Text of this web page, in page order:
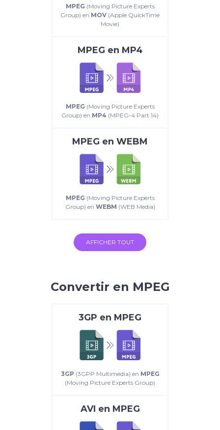
MPEG (Moving Picture Experts
Group) en MOV (Apple QuickTime
Movie)
MPEG en MP4
MPEG (Moving Picture Experts
Group) en MP4 (MPEG-4 Part 14)
MPEG en WEBM
MPEG (Moving Picture Experts
Group) en WEBM (WEB Media)
AFFICHER TOUT
Convertir en MPEG
3GP en MPEG
3GP (3GPP Multimedia) en MPEG
(Moving Picture Experts Group)
AVI en MPEG